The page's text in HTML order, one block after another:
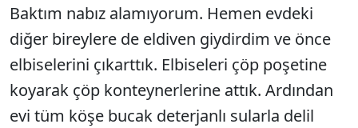
Baktım nabız alamıyorum. Hemen evdeki
diğer bireylere de eldiven giydirdim ve önce
elbiselerini çıkarttık. Elbiseleri çöp poşetine
koyarak çöp konteynerlerine attık. Ardından
evi tüm köşe bucak deterjanlı sularla delil